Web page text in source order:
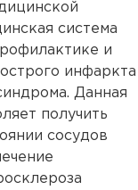
система
и
инфаркта
Данная
получить
сосудов